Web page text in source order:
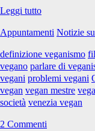
Leggi tuttoQuestioni
#4
Appuntamenti Notizie
definizione veganismo
vegano parlare di
vegani problemi vegani
vegan vegan mestre
società venezia vegan
2 Commenti